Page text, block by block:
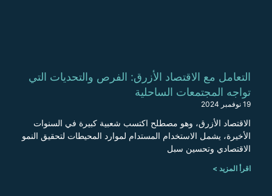
التعامل مع الاقتصاد الأزرق: الفرص والتحديات التي
تواجه المجتمعات الساحلية
19 نوفمبر 2024
الاقتصاد الأزرق، وهو مصطلح اكتسب شعبية كبيرة في السنوات
الأخيرة، يشمل الاستخدام المستدام لموارد المحيطات لتحقيق النمو
الاقتصادي وتحسين سبل
اقرأ المزيد >